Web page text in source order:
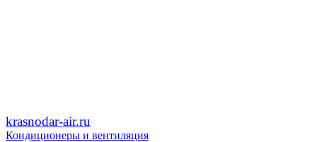
krasnodar-air.ru
Кондиционеры и вентиляция